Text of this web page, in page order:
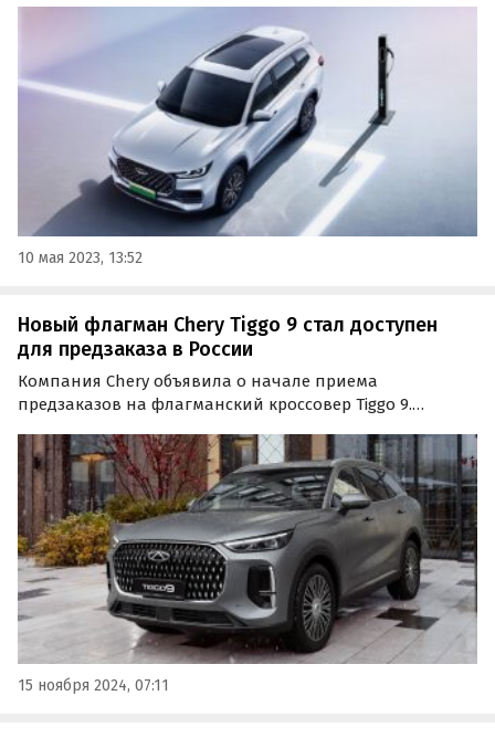
— гибридный семиместный кроссовер Tiggo 8 Pro e+, а
также выступит с благотворительной инициативой.
10 мая 2023, 13:52
Новый флагман Chery Tiggo 9 стал доступен
для предзаказа в России
Компания Chery объявила о начале приема
предзаказов на флагманский кроссовер Tiggo 9.
официальный сайт марки, внеся предоплату в размере
30 000 рублей.
15 ноября 2024, 07:11